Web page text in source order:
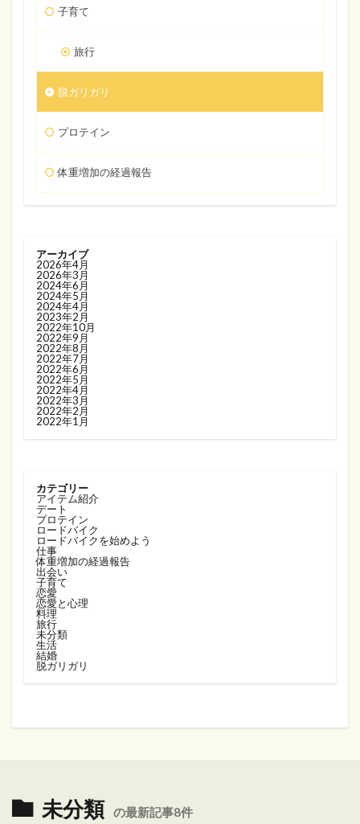
子育て
旅行
脱ガリガリ
プロテイン
体重増加の経過報告
アーカイブ
2026年4月
2026年3月
2024年6月
2024年5月
2024年4月
2023年2月
2022年10月
2022年9月
2022年8月
2022年7月
2022年6月
2022年5月
2022年4月
2022年3月
2022年2月
2022年1月
カテゴリー
アイテム紹介
デート
プロテイン
ロードバイク
ロードバイクを始めよう
仕事
体重増加の経過報告
出会い
子育て
恋愛
恋愛と心理
料理
旅行
未分類
生活
結婚
脱ガリガリ
未分類 の最新記事8件